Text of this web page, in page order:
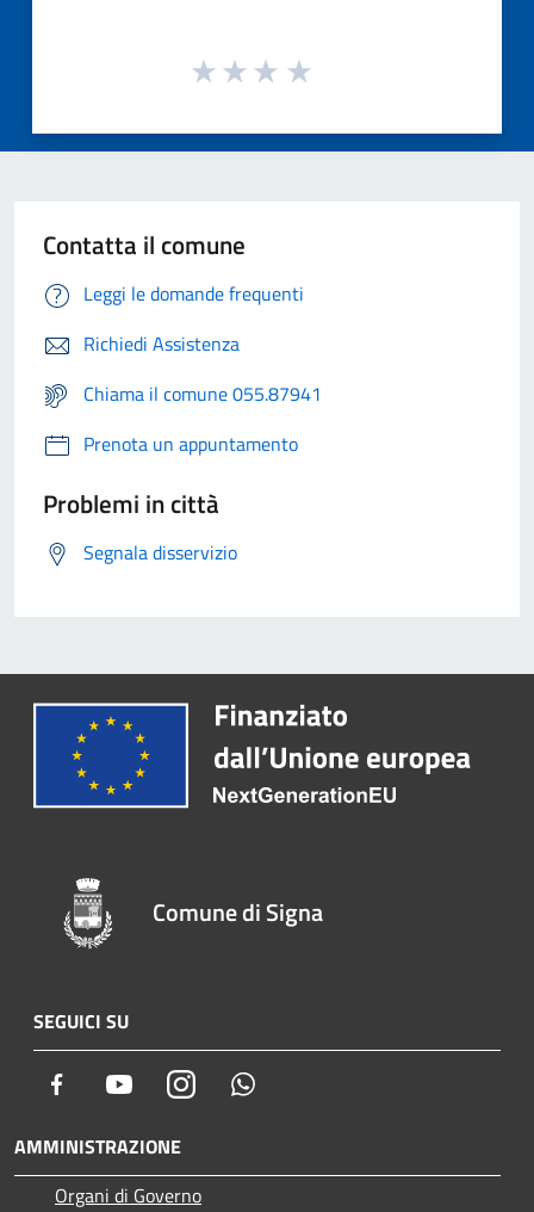
Contatta il comune
Leggi le domande frequenti
Richiedi Assistenza
Chiama il comune 055.87941
Prenota un appuntamento
Problemi in città
Segnala disservizio
Comune di Signa
SEGUICI SU
Facebook YoutubeInstagram
AMMINISTRAZIONE
Organi di Governo